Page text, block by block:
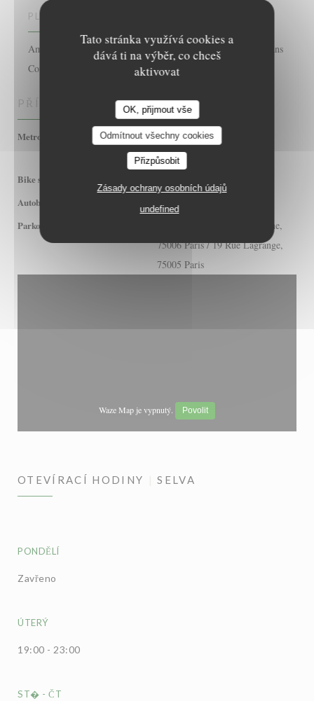
Tato stránka využívá cookies a
dává ti na výběr, co chceš
aktivovat
OK, přijmout vše
Odmítnout všechny cookies
Přizpůsobit
Zásady ochrany osobních údajů
undefined
PLATEBNÍ METODY
Amex, American Express, Paiement Sans ContactPaiement Sans
Contact, Visa, Cash, Debit Card
PŘÍSTUP
Metro
RER B / Ligne 10 Cluny la
sorbonne et 4 Saint-Michel
Bike station
Autobus 45 63 75 86 87 N15 N22
Parkování
21 Rue de l'École de Médecine,
75006 Paris / 19 Rue Lagrange,
75005 Paris
Waze Map je vypnutý. Povolit
OTEVÍRACÍ HODINY SELVA
PONDĚLÍ
Zavřeno
ÚTERÝ
19:00 - 23:00
ST� - ČT